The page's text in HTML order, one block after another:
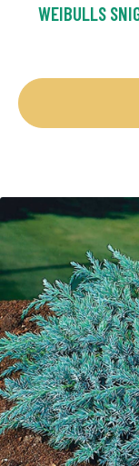
WEIBULLS